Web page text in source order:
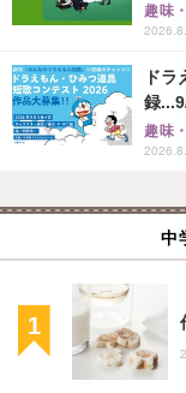
趣味
ド
録
趣味
中